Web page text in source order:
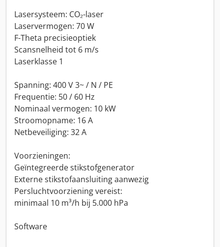
Lasersysteem: CO₂-laser
Laservermogen: 70 W
F-Theta precisieoptiek
Scansnelheid tot 6 m/s
Laserklasse 1
Spanning: 400 V 3~ / N / PE
Frequentie: 50 / 60 Hz
Nominaal vermogen: 10 kW
Stroomopname: 16 A
Netbeveiliging: 32 A
Voorzieningen:
Geïntegreerde stikstofgenerator
Externe stikstofaansluiting aanwezig
Persluchtvoorziening vereist:
minimaal 10 m³/h bij 5.000 hPa
Software